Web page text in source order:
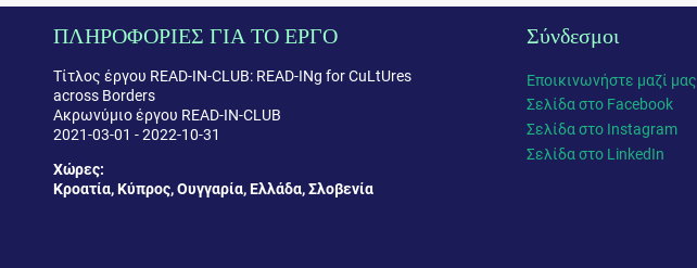
ΠΛΗΡΟΦΟΡΙΕΣ ΓΙΑ ΤΟ ΕΡΓΟ
Τίτλος έργου READ-IN-CLUB: READ-INg for CuLtUres
across Borders
Ακρωνύμιο έργου READ-IN-CLUB
2021-03-01 - 2022-10-31
Χώρες:
Κροατία, Κύπρος, Ουγγαρία, Ελλάδα, Σλοβενία
Σύνδεσμοι
Εποικινωνήστε μαζί μας
Σελίδα στο Facebook
Σελίδα στο Instagram
Σελίδα στο LinkedIn